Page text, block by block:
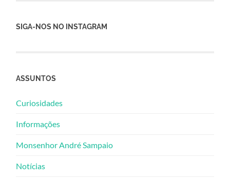
SIGA-NOS NO INSTAGRAM
ASSUNTOS
Curiosidades
Informações
Monsenhor André Sampaio
Notícias